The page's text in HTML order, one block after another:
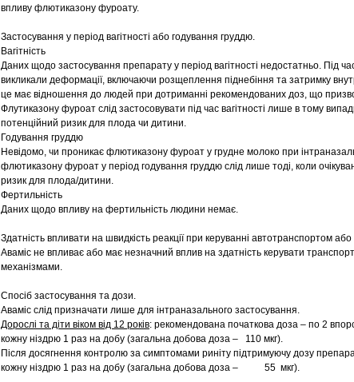
впливу флютиказону фуроату.
Застосування у період вагітності або годування груддю.
Вагітність
Даних щодо застосування препарату у період вагітності недостатньо. Під
викликали деформації, включаючи розщеплення піднебіння та затримку
це має відношення до людей при дотриманні рекомендованих доз, що
Флутиказону фуроат слід застосовувати під час вагітності лише в тому
потенційний ризик для плода чи дитини.
Годування груддю
Невідомо, чи проникає флютиказону фуроат у грудне молоко при
флютиказону фуроат у період годування груддю слід лише тоді, коли
ризик для плода/дитини.
Фертильність
Даних щодо впливу на фертильність людини немає.
Здатність впливати на швидкість реакції при керуванні автотранспортом
Аваміс не впливає або має незначний вплив на здатність керувати
механізмами.
Спосіб застосування та дози.
Аваміс слід призначати лише для інтраназального застосування.
Дорослі та діти віком від 12 років: рекомендована початкова доза – по 2
кожну ніздрю 1 раз на добу (загальна добова доза – 110 мкг).
Після досягнення контролю за симптомами риніту підтримуючу дозу
кожну ніздрю 1 раз на добу (загальна добова доза – 55 мкг).